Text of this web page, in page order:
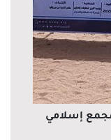
إسلامي